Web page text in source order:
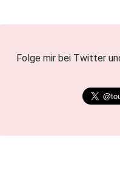
Folge mir bei Twitter